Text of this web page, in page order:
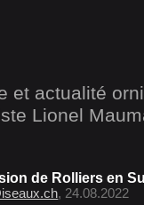
et actualité
Lionel
de Rolliers en
, 24.08.2022